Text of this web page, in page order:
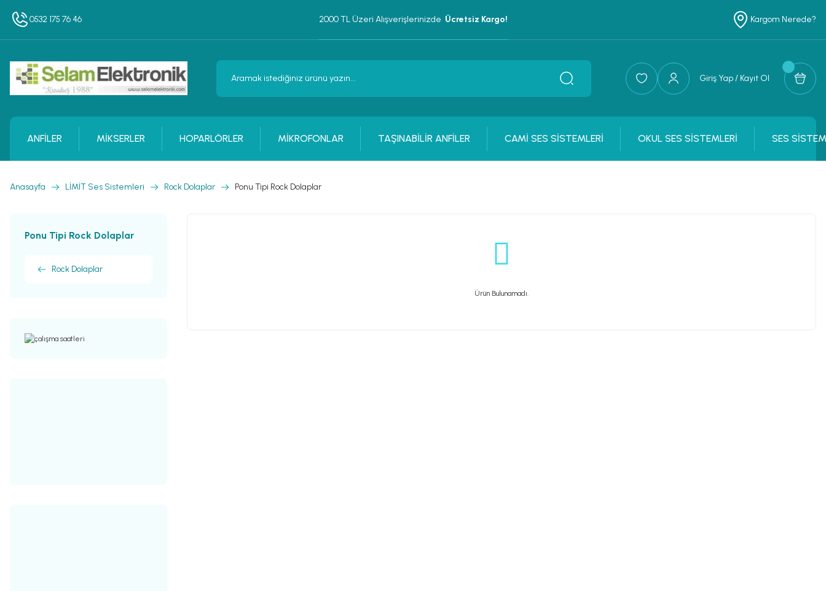
0532 175 76 46 2000 TL Üzeri Alışverişlerinizde Ücretsiz Kargo! Kargom Nerede?
Giriş Yap / Kayıt Ol
ANFİLER MİKSERLER HOPARLÖRLER MİKROFONLAR TAŞINABİLİR ANFİLER CAMİ SES SİSTEMLERİ OKUL SES SİSTEMLERİ SES
Anasayfa LİMİT Ses Sistemleri Rock Dolaplar Ponu Tipi Rock Dolaplar
Ponu Tipi Rock Dolaplar
Rock Dolaplar
Ürün Bulunamadı.